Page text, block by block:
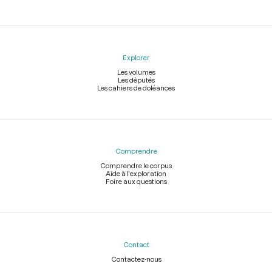
Explorer
Les volumes
Les députés
Les cahiers de doléances
Comprendre
Comprendre le corpus
Aide à l'exploration
Foire aux questions
Contact
Contactez-nous